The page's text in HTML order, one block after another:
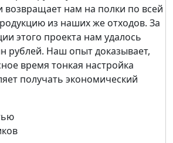
возвращает нам на полки по всей
из наших же отходов. За
этого проекта нам удалось
рублей. Наш опыт доказывает,
время тонкая настройка
получать экономический